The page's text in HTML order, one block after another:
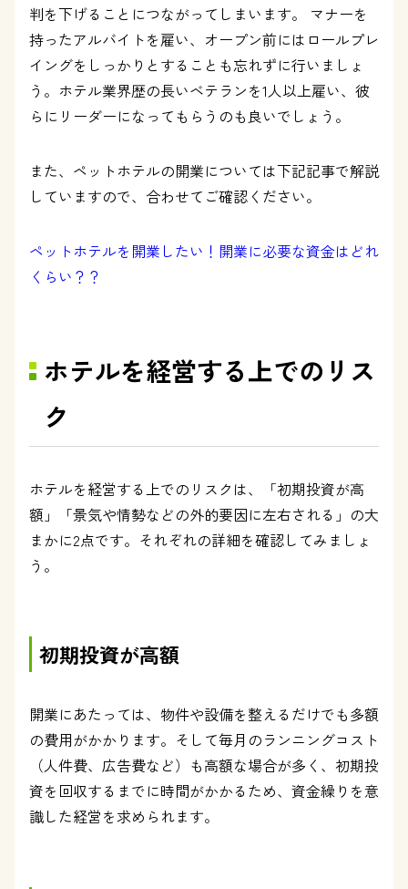
判を下げることにつながってしまいます。 マナーを
持ったアルバイトを雇い、オープン前にはロールプレ
イングをしっかりとすることも忘れずに行いましょ
う。ホテル業界歴の長いベテランを1人以上雇い、彼
らにリーダーになってもらうのも良いでしょう。
また、ペットホテルの開業については下記記事で解説
していますので、合わせてご確認ください。
ペットホテルを開業したい！開業に必要な資金はどれ
くらい？？
ホテルを経営する上でのリス
ク
ホテルを経営する上でのリスクは、「初期投資が高
額」「景気や情勢などの外的要因に左右される」の大
まかに2点です。それぞれの詳細を確認してみましょ
う。
初期投資が高額
開業にあたっては、物件や設備を整えるだけでも多額
の費用がかかります。そして毎月のランニングコスト
（人件費、広告費など）も高額な場合が多く、初期投
資を回収するまでに時間がかかるため、資金繰りを意
識した経営を求められます。